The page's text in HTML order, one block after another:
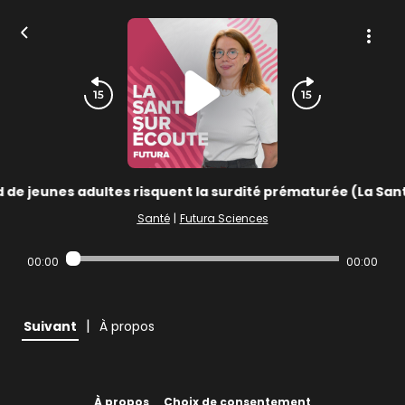
de jeunes adultes risquent la surdité prématurée (La
Santé | Futura Sciences
00:00 00:00
Suivant | À propos
À propos Choix de consentement